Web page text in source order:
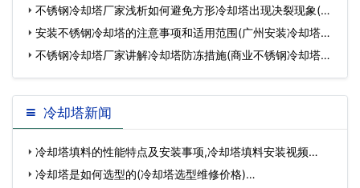
换 不锈钢冷却塔厂家浅析如何避免方形冷却塔出现决裂现象(广
州 安装不锈钢冷却塔的注意事项和适用范围(广州安装冷却塔手
续 不锈钢冷却塔厂家讲解冷却塔防冻措施(商业不锈钢冷却塔工
艺
冷却塔新闻
冷却塔填料的性能特点及安装事项,冷却塔填料安装视频…
冷却塔是如何选型的(冷却塔选型维修价格)…